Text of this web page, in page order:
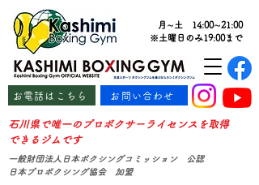
月∼土 14:00∼21:00
※土曜日のみ19:00まで
お電話はこちら お問い合わせ
石川県で唯一のプロボクサーライセンスを取得
できるジムです
一般財団法人日本ボクシングコミッション 公認
日本プロボクシング協会 加盟